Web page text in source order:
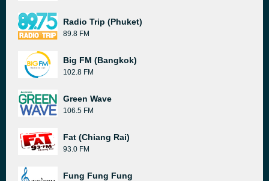
Radio Trip (Phuket)
89.8 FM
Big FM (Bangkok)
102.8 FM
Green Wave
106.5 FM
Fat (Chiang Rai)
93.0 FM
Fung Fung Fung